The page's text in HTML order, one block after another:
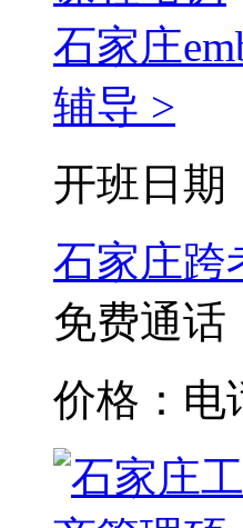
石家庄
辅导 >
开班日期
石家庄跨
免费通话
价格：电